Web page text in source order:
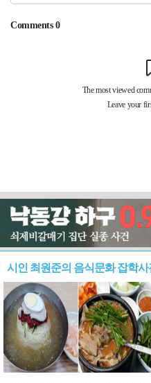
시인 최원준의 음식문화 잡학사